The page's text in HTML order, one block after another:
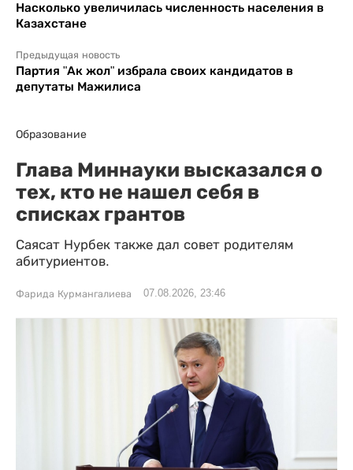
Насколько увеличилась численность населения в
Казахстане
Предыдущая новость
Партия "Ак жол" избрала своих кандидатов в
депутаты Мажилиса
Образование
Глава Миннауки высказался о
тех, кто не нашел себя в
списках грантов
Саясат Нурбек также дал совет родителям
абитуриентов.
Фарида Курмангалиева 07.08.2026, 23:46